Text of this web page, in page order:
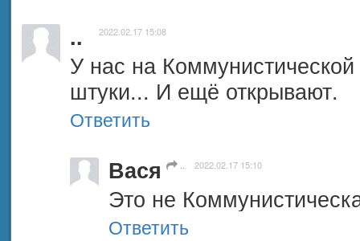
.. 2022.02.17 15:08
У нас на
штуки... И ещё открывают.
Ответить
Вася 2022.02.17 15:10
Это не
Ответить